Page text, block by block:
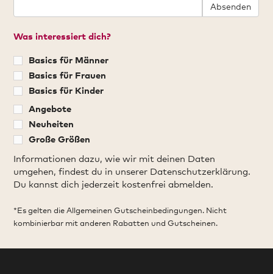
Absenden
Was interessiert dich?
Basics für Männer
Basics für Frauen
Basics für Kinder
Angebote
Neuheiten
Große Größen
Informationen dazu, wie wir mit deinen Daten
umgehen, findest du in unserer Datenschutzerklärung.
Du kannst dich jederzeit kostenfrei abmelden.
*Es gelten die Allgemeinen Gutscheinbedingungen. Nicht
kombinierbar mit anderen Rabatten und Gutscheinen.